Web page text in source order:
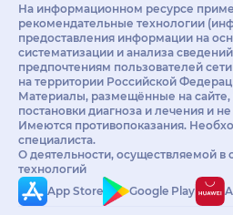
На информационном ресурсе
рекомендательные технологии
предоставления информации на
систематизации и анализа
предпочтениям пользователей
на территории Российской
Материалы, размещённые на
постановки диагноза и лечения и
Имеются противопоказания.
специалиста.
О деятельности, осуществляемой
технологий
App Store
Google Play